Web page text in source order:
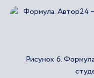
Рисунок 6.